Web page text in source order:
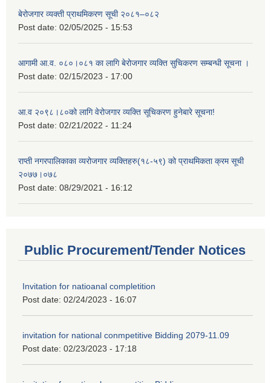
बेरोजगार व्यक्ती प्राथमिकरण सूची २०८१–०८२
Post date: 02/05/2025 - 15:53
आगामी आ.व. ०८०।०८१ का लागि बेरोजगार व्यक्ति सुचिकरण सम्बन्धी सूचना ।
Post date: 02/15/2023 - 17:00
आ.व २०९८।८०को लागि वेरोजगार व्यक्ति सूचिकरण हुनेबारे सूचना!
Post date: 02/21/2022 - 11:24
राप्ती नगरपालिकाका व्यरोजगार व्यक्तिहरु(१८-५९) को प्राथमिकता क्रम सूची
२०७७।०७८
Post date: 08/29/2021 - 16:12
Public Procurement/Tender Notices
Invitation for natioanal completition
Post date: 02/24/2023 - 16:07
invitation for national conmpetitive Bidding 2079-11.09
Post date: 02/23/2023 - 17:18